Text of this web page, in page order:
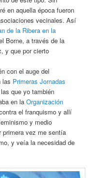
en aquella época fueron
vecinales. Así
de la Ribera en la
Borne, a través de la
y que por cierto
con el auge del
las Primeras Jornadas
que yo también
en laOrganización
el franquismo y allí
y medio
primera vez me sentía
y veía la necesidad de